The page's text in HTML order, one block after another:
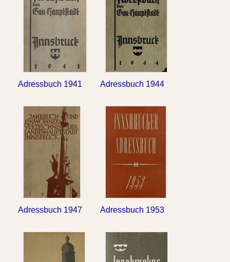
Adressbuch 1941 Adressbuch 1944
Adressbuch 1947 Adressbuch 1953